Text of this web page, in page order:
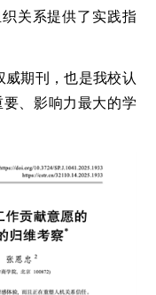
关系提供了实践指
威期刊，也是我校认
、影响力最大的学